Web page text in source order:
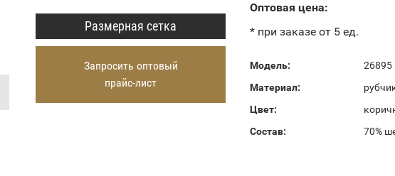
Размерная сетка
Запросить оптовый
прайс-лист
Оптовая цена:
* при заказе от 5 ед.
Модель:
26895
Материал:
Цвет:
Состав:
70%